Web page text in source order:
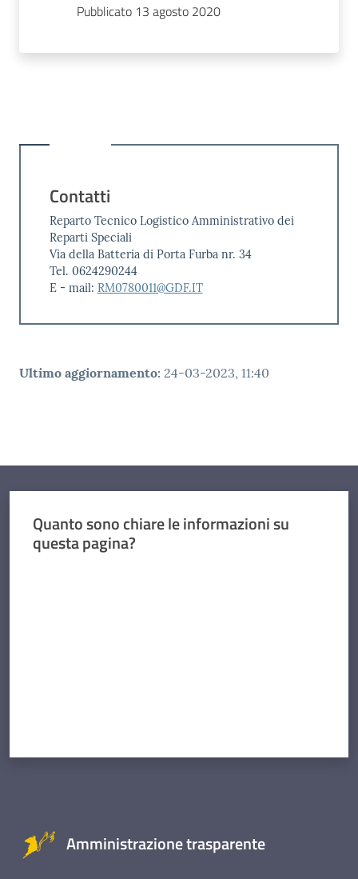
Pubblicato 13 agosto 2020
Contatti
Reparto Tecnico Logistico Amministrativo dei
Reparti Speciali
Via della Batteria di Porta Furba nr. 34
Tel. 0624290244
E - mail: RM0780011@GDF.IT
Ultimo aggiornamento: 24-03-2023, 11:40
Quanto sono chiare le informazioni su
questa pagina?
Amministrazione trasparente